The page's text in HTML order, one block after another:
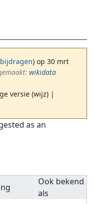
bijdragen) op 30 mrt
wikidata
versie (wijz) |
as an
Ook bekend
als